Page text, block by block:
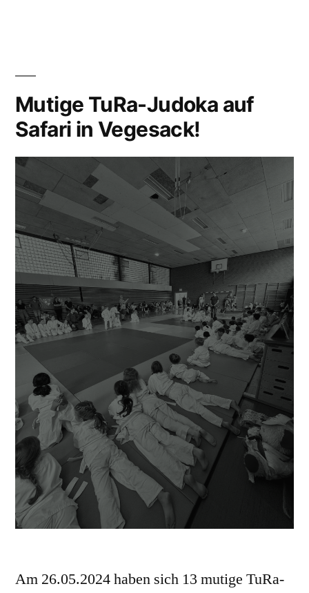
Mutige TuRa-Judoka auf
Safari in Vegesack!
Am 26.05.2024 haben sich 13 mutige TuRa-